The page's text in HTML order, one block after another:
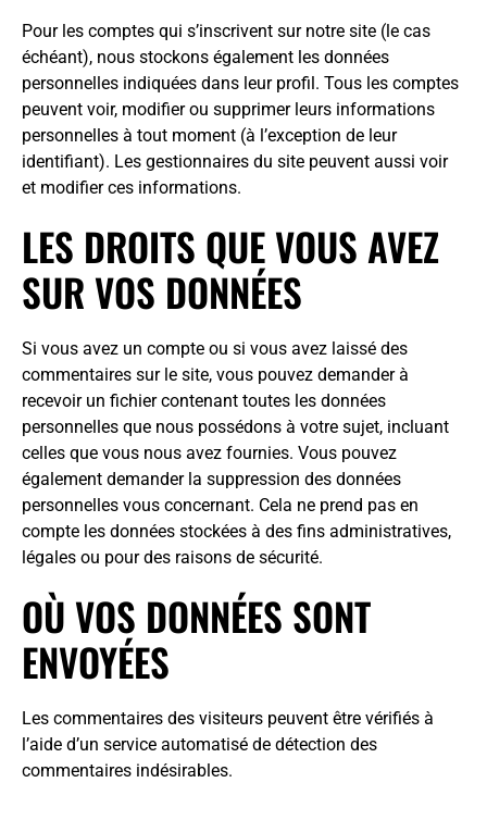
Pour les comptes qui s’inscrivent sur notre site (le cas
échéant), nous stockons également les données
personnelles indiquées dans leur profil. Tous les comptes
peuvent voir, modifier ou supprimer leurs informations
personnelles à tout moment (à l’exception de leur
identifiant). Les gestionnaires du site peuvent aussi voir
et modifier ces informations.
LES DROITS QUE VOUS AVEZ
SUR VOS DONNÉES
Si vous avez un compte ou si vous avez laissé des
commentaires sur le site, vous pouvez demander à
recevoir un fichier contenant toutes les données
personnelles que nous possédons à votre sujet, incluant
celles que vous nous avez fournies. Vous pouvez
également demander la suppression des données
personnelles vous concernant. Cela ne prend pas en
compte les données stockées à des fins administratives,
légales ou pour des raisons de sécurité.
OÙ VOS DONNÉES SONT
ENVOYÉES
Les commentaires des visiteurs peuvent être vérifiés à
l’aide d’un service automatisé de détection des
commentaires indésirables.